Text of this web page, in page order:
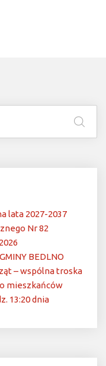
lata 2027-2037
Nr 82
BEDLNO
– wspólna troska
mieszkańców
13:20 dnia